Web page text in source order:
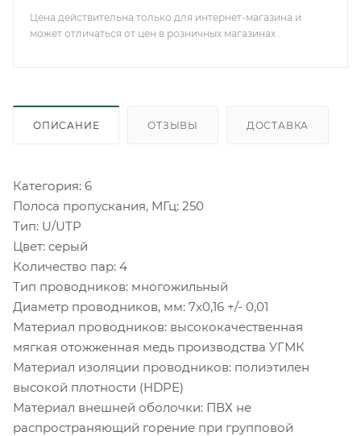
Цена действительна только для интернет-магазина и
может отличаться от цен в розничных магазинах .
ОПИСАНИЕ ОТЗЫВЫ ДОСТАВКА
Категория: 6
Полоса пропускания, МГц: 250
Тип: U/UTP
Цвет: серый
Количество пар: 4
Тип проводников: многожильный
Диаметр проводников, мм: 7x0,16 +/- 0,01
Материал проводников: высококачественная
мягкая отожженная медь производства УГМК
Материал изоляции проводников: полиэтилен
высокой плотности (HDPE)
Материал внешней оболочки: ПВХ не
распространяющий горение при групповой